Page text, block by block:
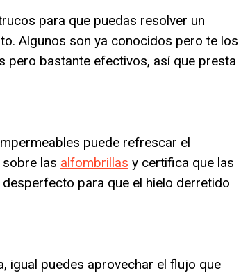
para que puedas resolver un
Algunos son ya conocidos pero te los
pero bastante efectivos, así que presta
puede refrescar el
las alfombrillas y certifica que las
para que el hielo derretido
igual puedes aprovechar el flujo que